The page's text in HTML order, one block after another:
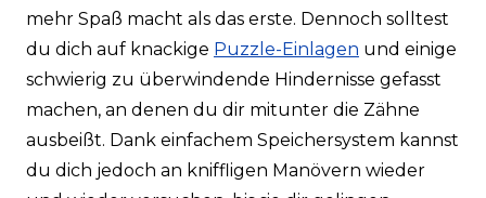
mehr Spaß macht als das erste. Dennoch solltest
du dich auf knackige Puzzle-Einlagen und einige
schwierig zu überwindende Hindernisse gefasst
machen, an denen du dir mitunter die Zähne
ausbeißt. Dank einfachem Speichersystem kannst
du dich jedoch an kniffligen Manövern wieder